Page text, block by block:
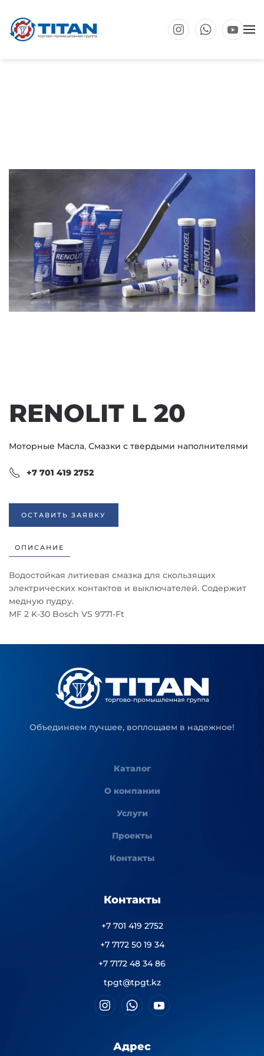
Перейти к основному содержанию
RENOLIT L 20
Моторные Масла, Смазки с твердыми наполнителями
+7 701 419 2752
ОСТАВИТЬ ЗАЯВКУ
ОПИСАНИЕ
Водостойкая литиевая смазка для скользящих
электрических контактов и выключателей. Содержит
медную пудру.
MF 2 K-30 Bosch VS 9771-Ft
Объединяем лучшее, воплощаем в надежное!
Каталог
О компании
Услуги
Проекты
Контакты
Контакты
+7 701 419 2752
+7 7172 50 19 34
+7 7172 48 34 86
tpgt@tpgt.kz
Адрес